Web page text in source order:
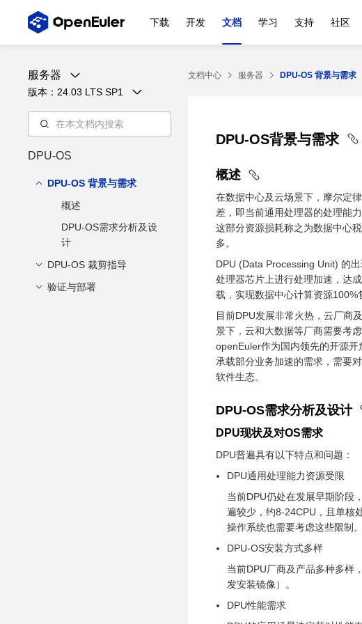
下载 开发 文档 学习 支持 社区
服务器
版本： 24.03 LTS SP1
DPU-OS
DPU-OS 背景与需求
概述
DPU-OS需求分析及设
计
DPU-OS 裁剪指导
准备imageTailor和所需
验证与部署
文档中心 服务器 DPU-OS 背景与需求
DPU-OS背景与需求
概述
在数据中心及云场景下，摩尔定
差，即当前通用处理器的处理能
这部分资源损耗称之为数据中心
多。
DPU (Data Processing Unit) 的
处理器芯片上进行处理加速，达
载，实现数据中心计算资源100%
目前DPU发展非常火热，云厂商
景下，云和大数据等厂商需要考
openEuler作为国内领先的开源
承载部分业务加速的需求，需要
软件生态。
DPU-OS需求分析及设计
DPU现状及对OS需求
DPU普遍具有以下特点和问题：
DPU通用处理能力资源受限
当前DPU仍处在发展早期阶段
遍较少，约8-24CPU，且单核
操作系统也需要考虑这些限制。
DPU-OS安装方式多样
当前DPU厂商及产品多种多样
发安装镜像）。
DPU性能需求